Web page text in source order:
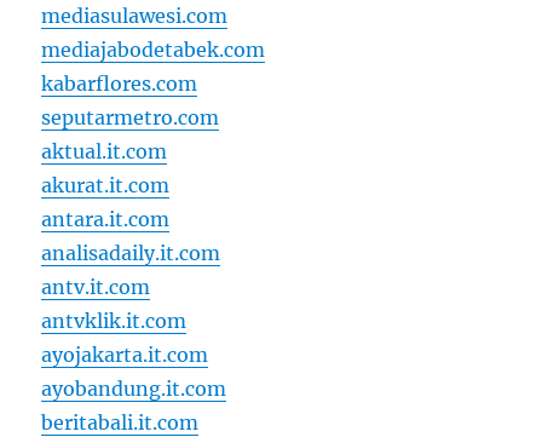
mediasulawesi.com
mediajabodetabek.com
kabarflores.com
seputarmetro.com
aktual.it.com
akurat.it.com
antara.it.com
analisadaily.it.com
antv.it.com
antvklik.it.com
ayojakarta.it.com
ayobandung.it.com
beritabali.it.com